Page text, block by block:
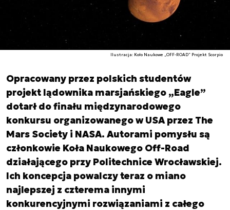
Ilustracja: Koło Naukowe „OFF-ROAD” Projekt Scorpio
Opracowany przez polskich studentów
projekt lądownika marsjańskiego „Eagle”
dotarł do finału międzynarodowego
konkursu organizowanego w USA przez The
Mars Society i NASA. Autorami pomysłu są
członkowie Koła Naukowego Off-Road
działającego przy Politechnice Wrocławskiej.
Ich koncepcja powalczy teraz o miano
najlepszej z czterema innymi
konkurencyjnymi rozwiązaniami z całego